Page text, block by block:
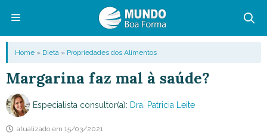
conteúdo
Menu
Home » Dieta » Propriedades dos Alimentos
Margarina faz mal à saúde?
Especialista consultor(a): Dra. Patricia Leite
atualizado em 15/03/2021